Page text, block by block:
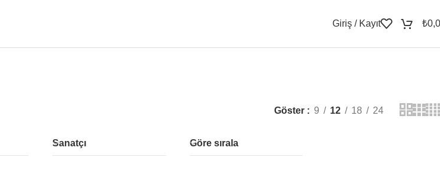
Giriş / Kayıt ₺
Göster 9 12 18 24
Sanatçı Göre sırala